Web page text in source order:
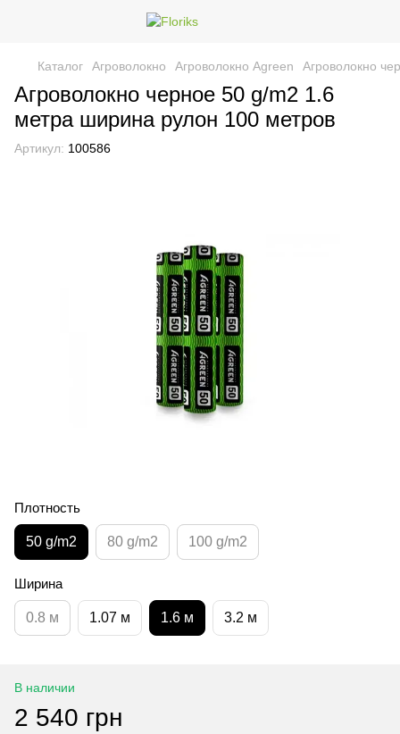
Каталог Агроволокно Агроволокно Agreen Агроволокно
Агроволокно черное 50 g/m2 1.6
метра ширина рулон 100 метров
Артикул: 100586
Плотность
50 g/m2 80 g/m2 100 g/m2
Ширина
0.8 м 1.07 м 1.6 м 3.2 м
В наличии
2 540 грн